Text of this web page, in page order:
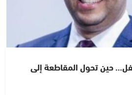
حين تحول المقاطعة إلى